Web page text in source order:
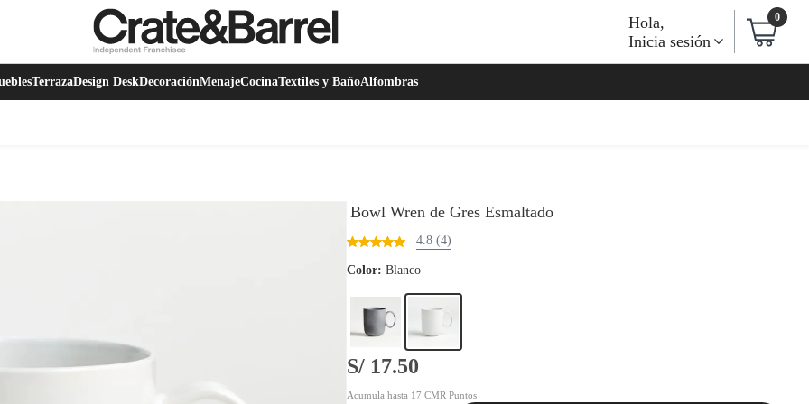
Hola,
Inicia sesión
0
TerrazaDesign DeskDecoraciónMenajeCocinaTextiles y BañoAlfombras
Bowl Wren de Gres Esmaltado
4.8 (4)
Color: Blanco
S/ 17.50
Acumula hasta 17 CMR Puntos